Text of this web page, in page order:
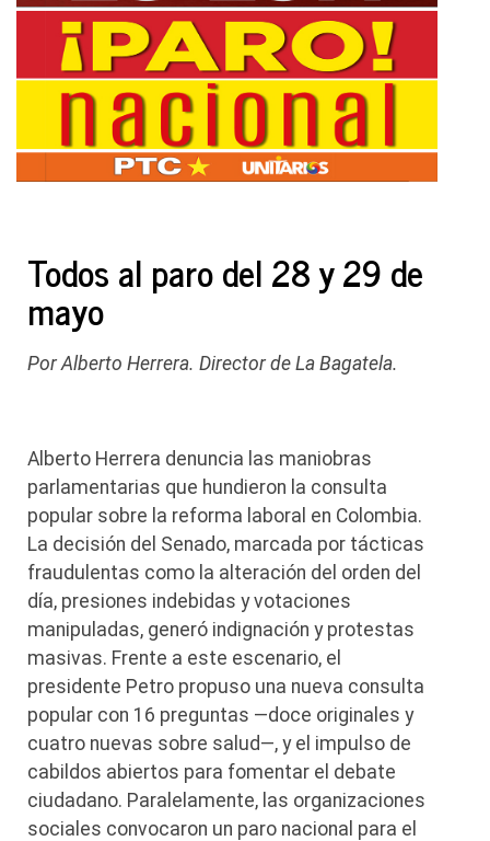
Todos al paro del 28 y 29 de
mayo
Por Alberto Herrera. Director de La Bagatela.
Alberto Herrera denuncia las maniobras
parlamentarias que hundieron la consulta
popular sobre la reforma laboral en Colombia.
La decisión del Senado, marcada por tácticas
fraudulentas como la alteración del orden del
día, presiones indebidas y votaciones
manipuladas, generó indignación y protestas
masivas. Frente a este escenario, el
presidente Petro propuso una nueva consulta
popular con 16 preguntas —doce originales y
cuatro nuevas sobre salud—, y el impulso de
cabildos abiertos para fomentar el debate
ciudadano. Paralelamente, las organizaciones
sociales convocaron un paro nacional para el